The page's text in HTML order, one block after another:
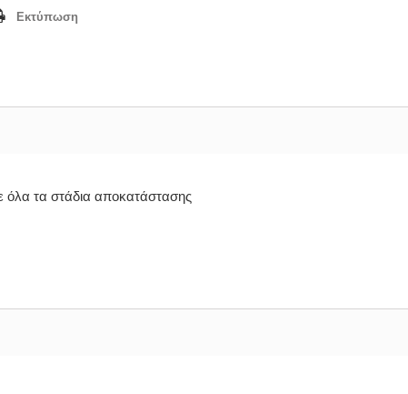
Εκτύπωση
τα στάδια αποκατάστασης